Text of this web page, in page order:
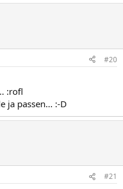
#20
:rofl
ja passen... :-D
#21